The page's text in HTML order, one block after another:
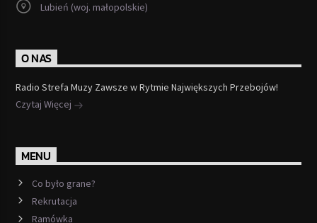
Lubień (woj. małopolskie)
O NAS
Radio Strefa Muzy Zawsze w Rytmie Największych Przebojów!
Czytaj Więcej
MENU
Co było grane?
Rekrutacja
Ramówka